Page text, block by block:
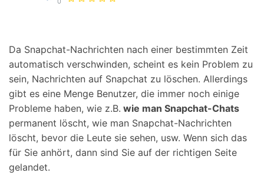
Da Snapchat-Nachrichten nach einer bestimmten Zeit
automatisch verschwinden, scheint es kein Problem zu
sein, Nachrichten auf Snapchat zu löschen. Allerdings
gibt es eine Menge Benutzer, die immer noch einige
Probleme haben, wie z.B. wie man Snapchat-Chats
permanent löscht, wie man Snapchat-Nachrichten
löscht, bevor die Leute sie sehen, usw. Wenn sich das
für Sie anhört, dann sind Sie auf der richtigen Seite
gelandet.